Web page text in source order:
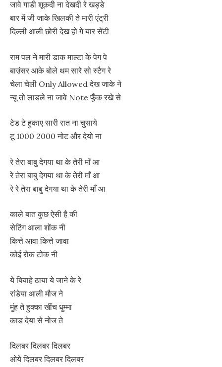
जावे गाडी शूकदी ना देखदी रे खड्डे
बार में जी जाके खिलकी ते मारी एंट्री
दिल्ली आली छोरी देख हो गे यार सेंटी
राम पल ने मारी डाक माल्टा के पेग पे
बाउंसर आके बोले थम सारे सो स्टैग रे
चेला चेली Only Allowed देख जाके ने
न्यू तो लाडले ना जावे Note फूँक रखे से
टेड टे हुकाए सारी रात ना चुसाये
टू 1000 2000 नोट और देयो ना
रे तेरा बाबु देगया था के तेरी माँ आ
रे तेरा बाबु देगया था के तेरी माँ आ
रे रे तेरा बाबु देगया था के तेरी माँ आ
काले बात कुछ ऐसी है की
सेटिंग आला शोंक नी
कित्ते आवा कित्ते जावा
कोई रोक टोक नी
ये बियाहे ठाया ये जाने के रे
रांडेया आली मौज ने
मुंह ते हुक्का खींच धुम्मा
काड देया से नोज ते
दिलबर दिलबर दिलबर
ओये दिलबर दिलबर दिलबर